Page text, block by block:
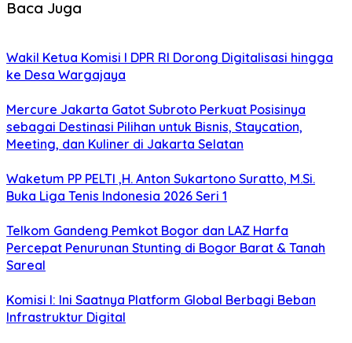
Baca Juga
Wakil Ketua Komisi I DPR RI Dorong Digitalisasi hingga
ke Desa Wargajaya
Mercure Jakarta Gatot Subroto Perkuat Posisinya
sebagai Destinasi Pilihan untuk Bisnis, Staycation,
Meeting, dan Kuliner di Jakarta Selatan
Waketum PP PELTI ,H. Anton Sukartono Suratto, M.Si.
Buka Liga Tenis Indonesia 2026 Seri 1
Telkom Gandeng Pemkot Bogor dan LAZ Harfa
Percepat Penurunan Stunting di Bogor Barat & Tanah
Sareal
Komisi I: Ini Saatnya Platform Global Berbagi Beban
Infrastruktur Digital